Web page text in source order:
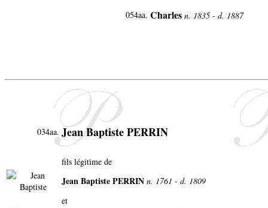
054aa. Charles n. 1835 - d. 1887
034aa. Jean Baptiste PERRIN
fils légitime de
Jean Baptiste PERRIN n. 1761 - d. 1809
et